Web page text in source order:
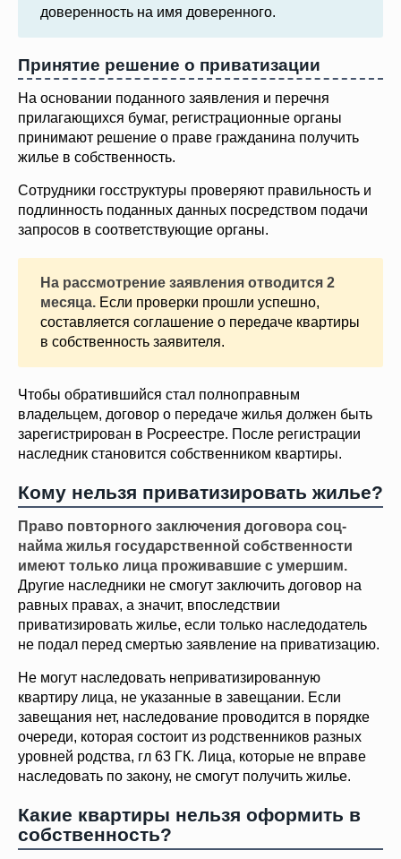
доверенность на имя доверенного.
Принятие решение о приватизации
На основании поданного заявления и перечня
прилагающихся бумаг, регистрационные органы
принимают решение о праве гражданина получить
жилье в собственность.
Сотрудники госструктуры проверяют правильность и
подлинность поданных данных посредством подачи
запросов в соответствующие органы.
На рассмотрение заявления отводится 2
месяца. Если проверки прошли успешно,
составляется соглашение о передаче квартиры
в собственность заявителя.
Чтобы обратившийся стал полноправным
владельцем, договор о передаче жилья должен быть
зарегистрирован в Росреестре. После регистрации
наследник становится собственником квартиры.
Кому нельзя приватизировать жилье?
Право повторного заключения договора соц-
найма жилья государственной собственности
имеют только лица проживавшие с умершим.
Другие наследники не смогут заключить договор на
равных правах, а значит, впоследствии
приватизировать жилье, если только наследодатель
не подал перед смертью заявление на приватизацию.
Не могут наследовать неприватизированную
квартиру лица, не указанные в завещании. Если
завещания нет, наследование проводится в порядке
очереди, которая состоит из родственников разных
уровней родства, гл 63 ГК. Лица, которые не вправе
наследовать по закону, не смогут получить жилье.
Какие квартиры нельзя оформить в
собственность?